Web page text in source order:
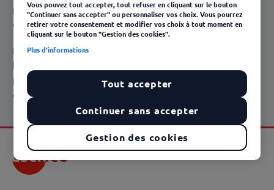
pour l'entretien des tenues professionnelles dès lors que
celle-ci est imposée dans le cadre de son travail.
Pour faciliter votre quotidien, la solution
bénéficie d'un large réseau de pressings qui assureront
pour vous des prestations de qualité et un nettoyage
conforme aux spécificités de chacun de vos vêtements.
Vous pouvez tout accepter, tout refuser en cliquant sur le bouton
"Continuer sans accepter" ou personnaliser vos choix. Vous pourrez
retirer votre consentement et modifier vos choix à tout moment en
cliquant sur le bouton "Gestion des cookies".
Plus d'informations
Gestion des cookies
Continuer sans accepter
Tout accepter